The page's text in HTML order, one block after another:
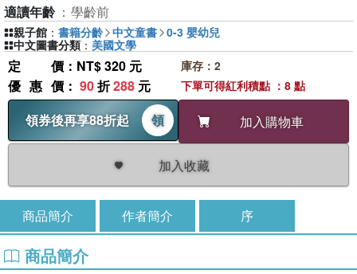
適讀年齡 ： 學齡前
定價 ：NT$ 320 元
優惠價 ： 90折288 元
領券後再享88折起
領 加入購物車
加入收藏
庫存：2
下單可得紅利積點 ：8 點
親子館 ： 書籍分齡 中文童書 0-3 嬰幼兒
中文圖書分類 ： 美國文學
商品簡介 作者簡介 序
商品簡介